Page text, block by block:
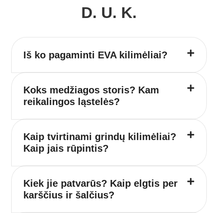
D. U. K.
Iš ko pagaminti EVA kilimėliai?
Koks medžiagos storis? Kam
reikalingos ląstelės?
Kaip tvirtinami grindų kilimėliai?
Kaip jais rūpintis?
Kiek jie patvarūs? Kaip elgtis per
karščius ir šalčius?